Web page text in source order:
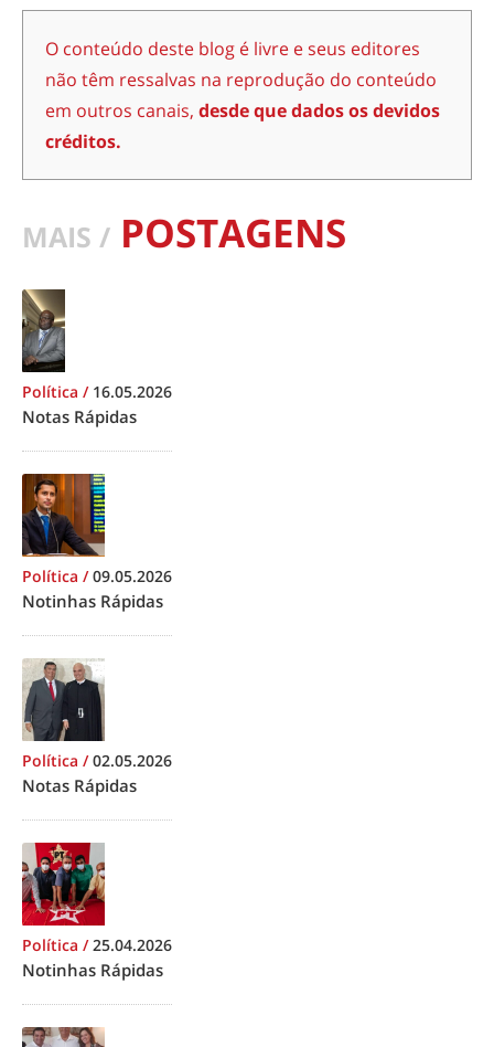
O conteúdo deste blog é livre e seus editores
não têm ressalvas na reprodução do conteúdo
em outros canais, desde que dados os devidos
créditos.
MAIS / POSTAGENS
Política / 16.05.2026
Notas Rápidas
Política /09.05.2026
Notinhas Rápidas
Política /02.05.2026
Notas Rápidas
Política /25.04.2026
Notinhas Rápidas